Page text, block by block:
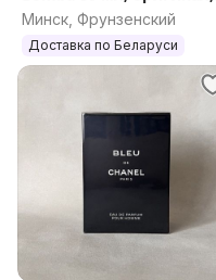
Испания (Каролина
Херера Ла Бомба)
Минск, Фрунзенский
Доставка по Беларуси